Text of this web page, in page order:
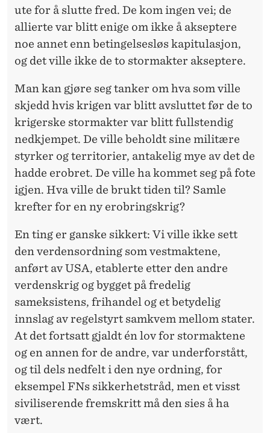
ute for å slutte fred. De kom ingen vei; de
allierte var blitt enige om ikke å akseptere
noe annet enn betingelsesløs kapitulasjon,
og det ville ikke de to stormakter akseptere.
Man kan gjøre seg tanker om hva som ville
skjedd hvis krigen var blitt avsluttet før de to
krigerske stormakter var blitt fullstendig
nedkjempet. De ville beholdt sine militære
styrker og territorier, antakelig mye av det de
hadde erobret. De ville ha kommet seg på fote
igjen. Hva ville de brukt tiden til? Samle
krefter for en ny erobringskrig?
En ting er ganske sikkert: Vi ville ikke sett
den verdensordning som vestmaktene,
anført av USA, etablerte etter den andre
verdenskrig og bygget på fredelig
sameksistens, frihandel og et betydelig
innslag av regelstyrt samkvem mellom stater.
At det fortsatt gjaldt én lov for stormaktene
og en annen for de andre, var underforstått,
og til dels nedfelt i den nye ordning, for
eksempel FNs sikkerhetstråd, men et visst
siviliserende fremskritt må den sies å ha
vært.